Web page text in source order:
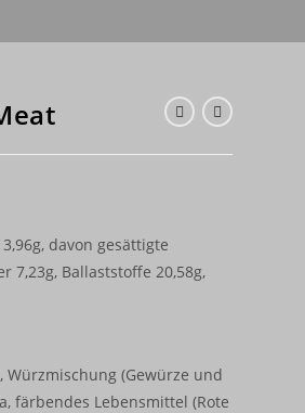
davon gesättigte
7,23g, Ballaststoffe 20,58g,
(Gewürze und
färbendes Lebensmittel (Rote